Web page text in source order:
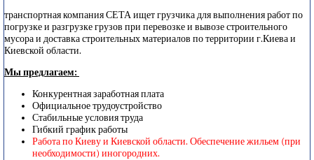
транспортная компания СЕТА ищет грузчика для выполнения работ по
погрузке и разгрузке грузов при перевозке и вывозе строительного
мусора и доставка строительных материалов по территории г.Киева и
Киевской области.
Мы предлагаем:
Конкурентная заработная плата
Официальное трудоустройство
Стабильные условия труда
Гибкий график работы
Работа по Киеву и Киевской области. Обеспечение жильем (при
необходимости) иногородних.